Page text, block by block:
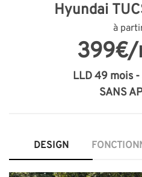
Hyundai
à
399€/
LLD 49 mois
SANS
DESIGN